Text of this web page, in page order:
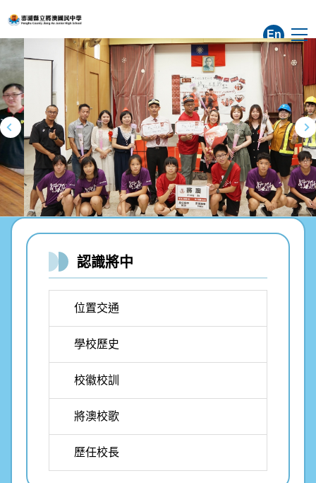
到
要
內
容
區
En
認識將中
位置交通
學校歷史
校徽校訓
將澳校歌
歷任校長